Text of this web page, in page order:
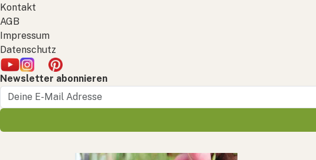
Kontakt
AGB
Impressum
Datenschutz
Newsletter abonnieren